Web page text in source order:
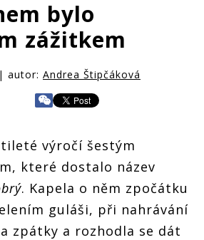
bylo
zážitkem
| autor: Andrea Štipčáková
výročí šestým
které dostalo název
. Kapela o něm zpočátku
guláši, při nahrávání
zpátky a rozhodla se dát